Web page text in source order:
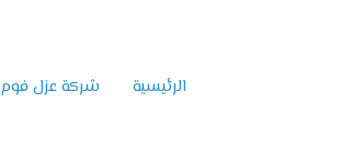
الرئيسية شركة عزل فوم